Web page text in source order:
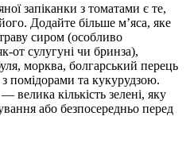
запіканки з томатами є те,
Додайте більше м’яса, яке
сиром (особливо
от сулугуні чи бринза),
морква, болгарський перець
помідорами та кукурудзою.
кількість зелені, яку
або безпосередньо перед